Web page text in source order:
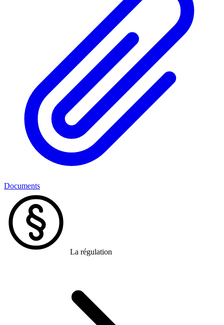
Documents
La régulation